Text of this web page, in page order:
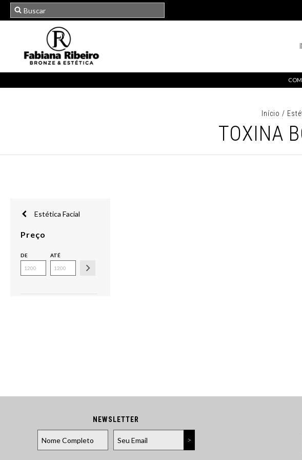
Início /
TOXINA
Estética Facial
Preço
DE ATÉ
NEWSLETTER